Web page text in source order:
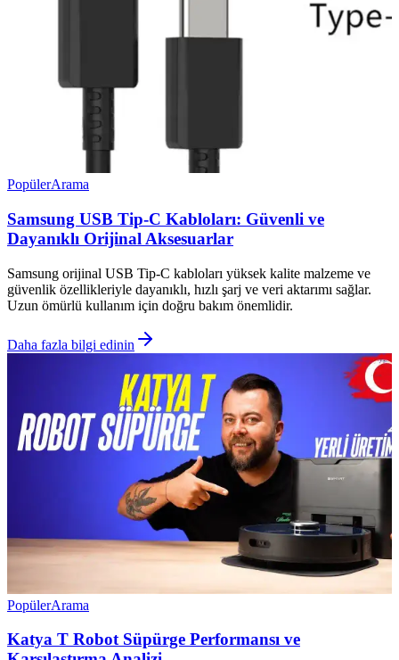
PopülerArama
Samsung USB Tip-C Kabloları: Güvenli ve
Dayanıklı Orijinal Aksesuarlar
Samsung orijinal USB Tip-C kabloları yüksek kalite malzeme ve
güvenlik özellikleriyle dayanıklı, hızlı şarj ve veri aktarımı sağlar.
Uzun ömürlü kullanım için doğru bakım önemlidir.
Daha fazla bilgi edinin
PopülerArama
Katya T Robot Süpürge Performansı ve